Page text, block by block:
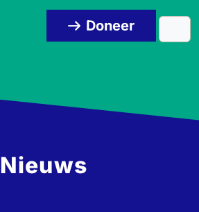
Doneer
Nieuws